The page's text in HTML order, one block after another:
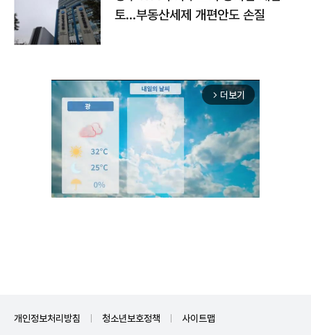
토…부동산세제 개편안도 손질
arrow_forward_ios 더보기
개인정보처리방침 청소년보호정책 사이트맵